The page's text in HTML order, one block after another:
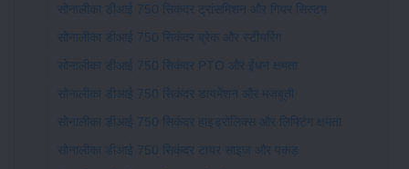
सोनालीका डीआई 750 सिकंदर ट्रांसमिशन और गियर सिस्टम
सोनालीका डीआई 750 सिकंदर ब्रेक और स्टीयरिंग
सोनालीका डीआई 750 सिकंदर PTO और ईंधन क्षमता
सोनालीका डीआई 750 सिकंदर डायमेंशन और मजबूती
सोनालीका डीआई 750 सिकंदर हाइड्रोलिक्स और लिफ्टिंग क्षमता
सोनालीका डीआई 750 सिकंदर टायर साइज और पकड़